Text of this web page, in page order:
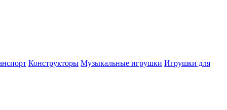
Конструкторы Музыкальные игрушки Игрушки для